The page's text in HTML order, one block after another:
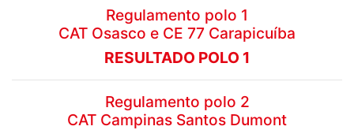
Regulamento polo 1
CAT Osasco e CE 77 Carapicuíba
RESULTADO POLO 1
Regulamento polo 2
CAT Campinas Santos Dumont